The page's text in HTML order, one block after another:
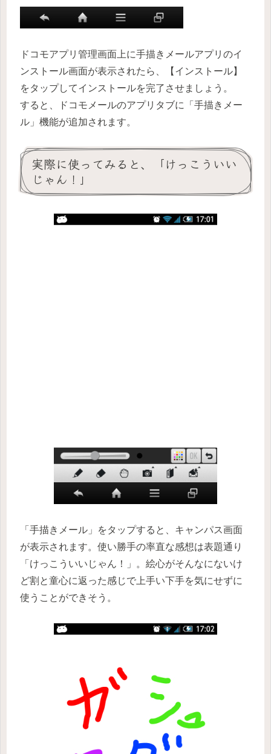
ドコモアプリ管理画面上に手描きメールアプリのイ
ンストール画面が表示されたら、【インストール】
をタップしてインストールを完了させましょう。
すると、ドコモメールのアプリタブに「手描きメー
ル」機能が追加されます。
実際に使ってみると、「けっこういい
じゃん！」
「手描きメール」をタップすると、キャンパス画面
が表示されます。使い勝手の率直な感想は表題通り
「けっこういいじゃん！」。絵心がそんなにないけ
ど割と童心に返った感じで上手い下手を気にせずに
使うことができそう。